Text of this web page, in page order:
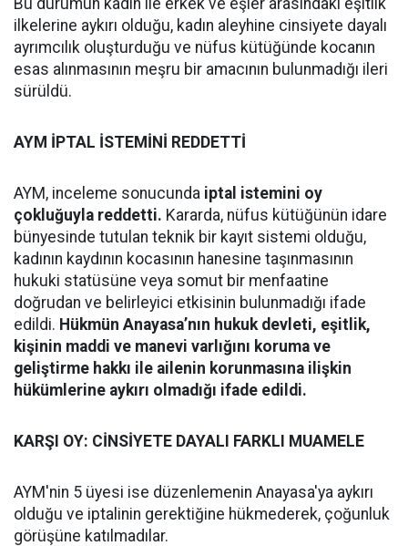
Bu durumun kadın ile erkek ve eşler arasındaki eşitlik
ilkelerine aykırı olduğu, kadın aleyhine cinsiyete dayalı
ayrımcılık oluşturduğu ve nüfus kütüğünde kocanın
esas alınmasının meşru bir amacının bulunmadığı ileri
sürüldü.
AYM İPTAL İSTEMİNİ REDDETTİ
AYM, inceleme sonucunda iptal istemini oy
çokluğuyla reddetti. Kararda, nüfus kütüğünün idare
bünyesinde tutulan teknik bir kayıt sistemi olduğu,
kadının kaydının kocasının hanesine taşınmasının
hukuki statüsüne veya somut bir menfaatine
doğrudan ve belirleyici etkisinin bulunmadığı ifade
edildi. Hükmün Anayasa’nın hukuk devleti, eşitlik,
kişinin maddi ve manevi varlığını koruma ve
geliştirme hakkı ile ailenin korunmasına ilişkin
hükümlerine aykırı olmadığı ifade edildi.
KARŞI OY: CİNSİYETE DAYALI FARKLI MUAMELE
AYM'nin 5 üyesi ise düzenlemenin Anayasa'ya aykırı
olduğu ve iptalinin gerektiğine hükmederek, çoğunluk
görüşüne katılmadılar.